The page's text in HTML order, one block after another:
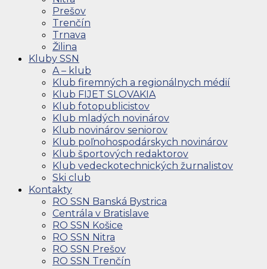
Prešov
Trenčín
Trnava
Žilina
Kluby SSN
A – klub
Klub firemných a regionálnych médií
Klub FIJET SLOVAKIA
Klub fotopublicistov
Klub mladých novinárov
Klub novinárov seniorov
Klub poľnohospodárskych novinárov
Klub športových redaktorov
Klub vedeckotechnických žurnalistov
Ski club
Kontakty
RO SSN Banská Bystrica
Centrála v Bratislave
RO SSN Košice
RO SSN Nitra
RO SSN Prešov
RO SSN Trenčín